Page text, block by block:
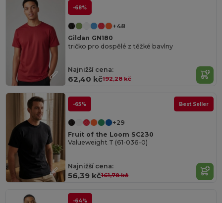
-68%
+48
Gildan GN180
tričko pro dospělé z těžké bavlny
Najnižší cena:
62,40 kč192,28 kč
-65% Best Seller
+29
Fruit of the Loom SC230
Valueweight T (61-036-0)
Najnižší cena:
56,39 kč161,78 kč
-64%